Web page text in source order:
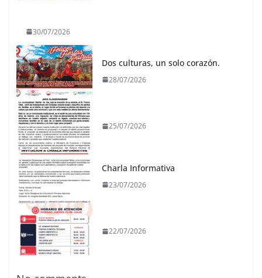
30/07/2026
Dos culturas, un solo corazón.
28/07/2026
25/07/2026
Charla Informativa
23/07/2026
22/07/2026